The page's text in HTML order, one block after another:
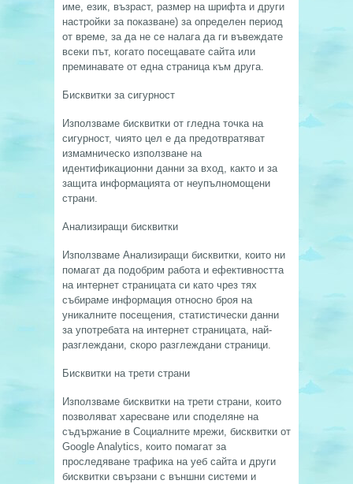
име, език, възраст, размер на шрифта и други
настройки за показване) за определен период
от време, за да не се налага да ги въвеждате
всеки път, когато посещавате сайта или
преминавате от една страница към друга.
Бисквитки за сигурност
Използваме бисквитки от гледна точка на
сигурност, чиято цел е да предотвратяват
измамническо използване на
идентификационни данни за вход, както и за
защита информацията от неупълномощени
страни.
Анализиращи бисквитки
Използваме Анализиращи бисквитки, които ни
помагат да подобрим работа и ефективността
на интернет страницата си като чрез тях
събираме информация относно броя на
уникалните посещения, статистически данни
за употребата на интернет страницата, най-
разглеждани, скоро разглеждани страници.
Бисквитки на трети страни
Използваме бисквитки на трети страни, които
позволяват харесване или споделяне на
съдържание в Социалните мрежи, бисквитки от
Google Analytics, които помагат за
проследяване трафика на уеб сайта и други
бисквитки свързани с външни системи и